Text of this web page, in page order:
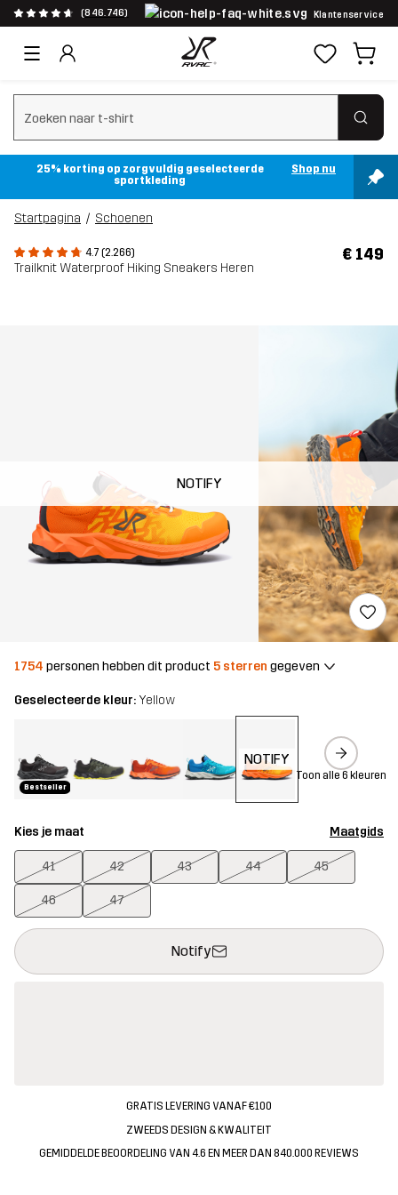
(846.746) Klantenservice
Zoeken wissen
25% korting op zorgvuldig geselecteerde
sportkleding
Shop nu
Startpagina Schoenen
4.7 (2.266)
Trailknit Waterproof Hiking Sneakers Heren
€ 149
NOTIFY
1754 personen hebben dit product 5 sterren gegeven
Geselecteerde kleur: Yellow
Bestseller
NOTIFY
Toon alle 6 kleuren
Kies je maat Maatgids
41 42 43 44 45
46 47
Notify
Deze knop opent een modal met de bevestiging van een
{{size}} niet beschikbaar
GRATIS LEVERING VANAF €100
ZWEEDS DESIGN & KWALITEIT
GEMIDDELDE BEOORDELING VAN 4.6 EN MEER DAN 840.000 REVIEWS